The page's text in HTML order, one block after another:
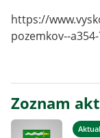
https://
pozemkov--
Zoznam